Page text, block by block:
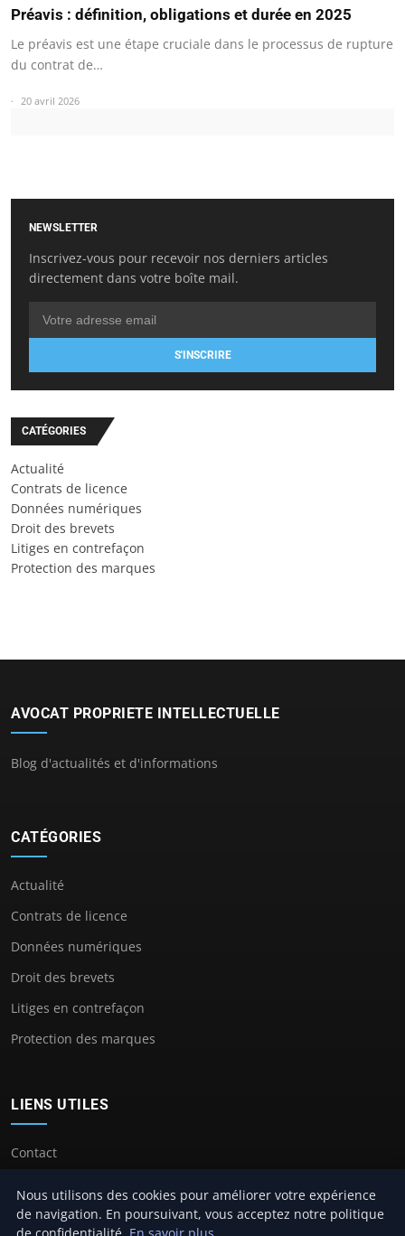
Préavis : définition, obligations et durée en 2025
Le préavis est une étape cruciale dans le processus de rupture
du contrat de…
20 avril 2026
NEWSLETTER
Inscrivez-vous pour recevoir nos derniers articles
directement dans votre boîte mail.
S'INSCRIRE
CATÉGORIES
Actualité
Contrats de licence
Données numériques
Droit des brevets
Litiges en contrefaçon
Protection des marques
AVOCAT PROPRIETE INTELLECTUELLE
Blog d'actualités et d'informations
CATÉGORIES
Actualité
Contrats de licence
Données numériques
Droit des brevets
Litiges en contrefaçon
Protection des marques
LIENS UTILES
Contact
Nous utilisons des cookies pour améliorer votre expérience
de navigation. En poursuivant, vous acceptez notre politique